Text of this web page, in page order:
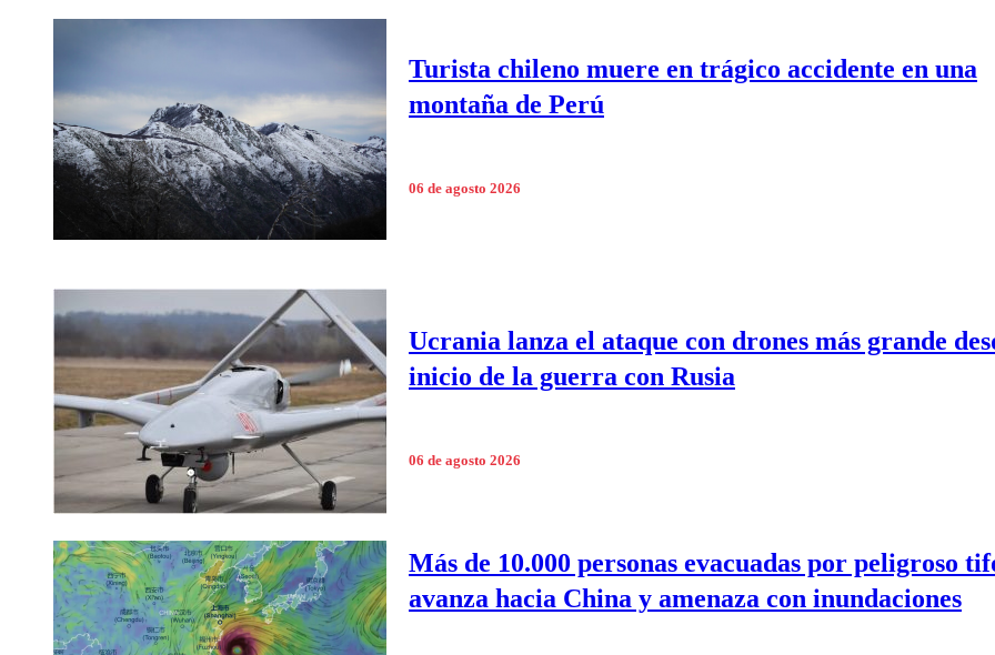
Turista chileno muere en trágico accidente en una
montaña de Perú
06 de agosto 2026
Ucrania lanza el ataque con drones más grande
inicio de la guerra con Rusia
06 de agosto 2026
Más de 10.000 personas evacuadas por peligroso
avanza hacia China y amenaza con inundaciones